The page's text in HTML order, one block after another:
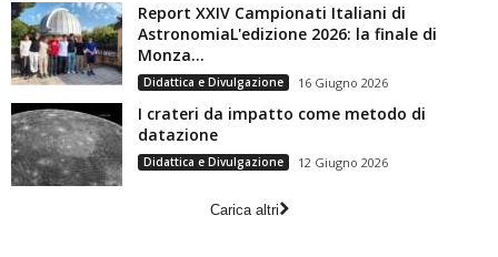
Report XXIV Campionati Italiani di
AstronomiaL'edizione 2026: la finale di
Monza...
Didattica e Divulgazione 16 Giugno 2026
I crateri da impatto come metodo di
datazione
Didattica e Divulgazione 12 Giugno 2026
Carica altri